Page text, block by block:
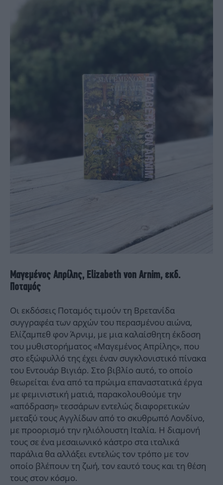
Μαγεμένος Απρίλης, Elizabeth von Arnim, εκδ.
Ποταμός
Οι εκδόσεις Ποταμός τιμούν τη Βρετανίδα
συγγραφέα των αρχών του περασμένου αιώνα,
Ελίζαμπεθ φον Άρνιμ, με μια καλαίσθητη έκδοση
του μυθιστορήματος «Μαγεμένος Απρίλης», που
στο εξώφυλλό της έχει έναν συγκλονιστικό πίνακα
του Εντουάρ Βιγιάρ. Στο βιβλίο αυτό, το οποίο
θεωρείται ένα από τα πρώιμα επαναστατικά έργα
με φεμινιστική ματιά, παρακολουθούμε την
«απόδραση» τεσσάρων εντελώς διαφορετικών
μεταξύ τους Αγγλίδων από το σκυθρωπό Λονδίνο,
με προορισμό την ηλιόλουστη Ιταλία. Η διαμονή
τους σε ένα μεσαιωνικό κάστρο στα ιταλικά
παράλια θα αλλάξει εντελώς τον τρόπο με τον
οποίο βλέπουν τη ζωή, τον εαυτό τους και τη θέση
τους στον κόσμο.